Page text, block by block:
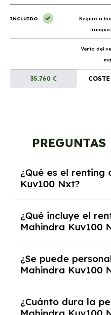
INCLUIDO
Seguro a
Venta del
35.760 €
PREGUNTAS
¿Qué es el renting
Kuv100 Nxt?
contrato de alquiler a
pagas una cuota
coche durante un
generalmente entre 2 y
¿Qué incluye el
Mahindra Kuv100
seguro a todo riesgo,
reparaciones,
carretera y gestión de
¿Se puede
Mahindra Kuv100
opciones y
¿Cuánto dura la